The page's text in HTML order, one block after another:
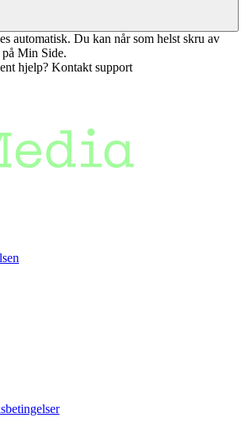
automatisk. Du kan når som helst skru av
Min Side.
hjelp? Kontakt support